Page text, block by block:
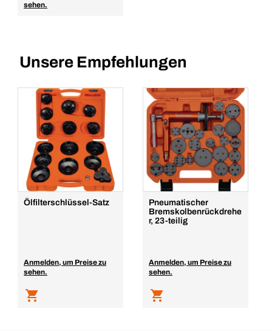
sehen.
Unsere Empfehlungen
Ölfilterschlüssel-Satz
Anmelden, um Preise zu
sehen.
Pneumatischer
Bremskolbenrückdrehe
r, 23-teilig
Anmelden, um Preise zu
sehen.